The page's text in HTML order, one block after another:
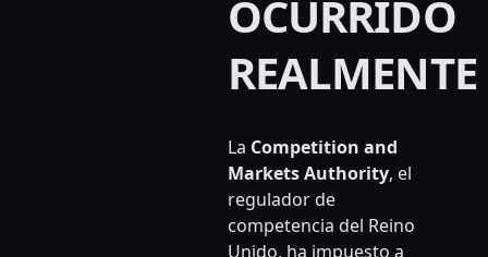
OCURRIDO
REALMENTE
La Competition and
Markets Authority, el
regulador de
competencia del Reino
Unido, ha impuesto a